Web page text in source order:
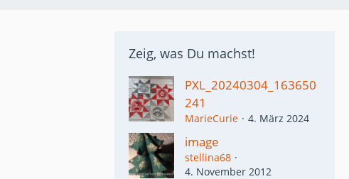
Zeig, was Du machst!
PXL_20240304_163650
241
MarieCurie 4. März 2024
image
stellina68
4. November 2012